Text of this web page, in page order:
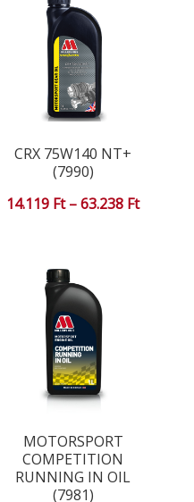
CRX 75W140 NT+
(7990)
14.119 Ft –63.238 Ft
MOTORSPORT
COMPETITION
RUNNING IN OIL
(7981)